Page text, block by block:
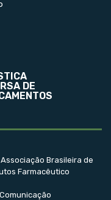
DE
Brasileira de
Farmacêutico